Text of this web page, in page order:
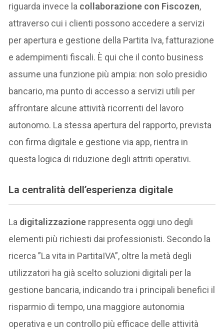
riguarda invece la collaborazione con Fiscozen,
attraverso cui i clienti possono accedere a servizi
per apertura e gestione della Partita Iva, fatturazione
e adempimenti fiscali. È qui che il conto business
assume una funzione più ampia: non solo presidio
bancario, ma punto di accesso a servizi utili per
affrontare alcune attività ricorrenti del lavoro
autonomo. La stessa apertura del rapporto, prevista
con firma digitale e gestione via app, rientra in
questa logica di riduzione degli attriti operativi.
La centralità dell’esperienza digitale
La digitalizzazione rappresenta oggi uno degli
elementi più richiesti dai professionisti. Secondo la
ricerca ”La vita in PartitaIVA”, oltre la metà degli
utilizzatori ha già scelto soluzioni digitali per la
gestione bancaria, indicando tra i principali benefici il
risparmio di tempo, una maggiore autonomia
operativa e un controllo più efficace delle attività